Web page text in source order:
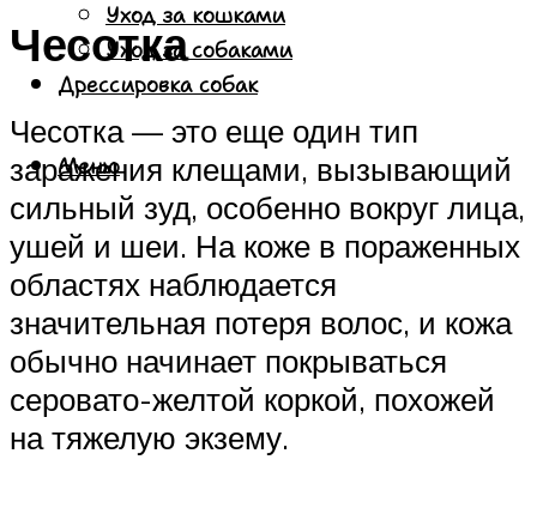
Уход за кошками
Уход за собаками
Дрессировка собак
Меню
Чесотка
Чесотка — это еще один тип
заражения клещами, вызывающий
сильный зуд, особенно вокруг лица,
ушей и шеи. На коже в пораженных
областях наблюдается
значительная потеря волос, и кожа
обычно начинает покрываться
серовато-желтой коркой, похожей
на тяжелую экзему.